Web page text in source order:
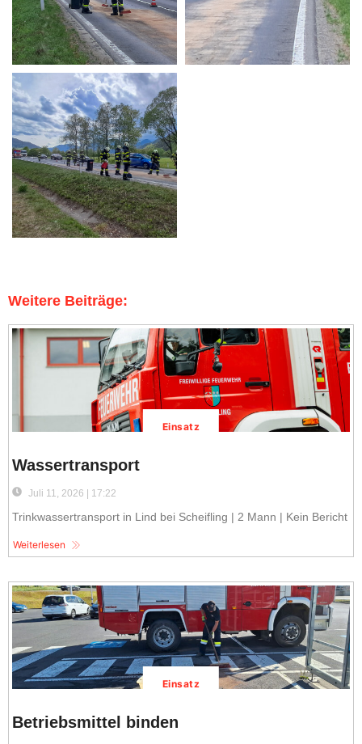
Weitere Beiträge:
Einsatz
Wassertransport
Juli 11, 2026 | 17:22
Trinkwassertransport in Lind bei Scheifling | 2 Mann | Kein Bericht
Weiterlesen
Einsatz
Betriebsmittel binden